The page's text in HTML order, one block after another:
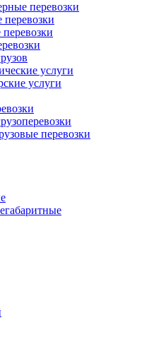
перевозки
услуги
услуги
перевозки